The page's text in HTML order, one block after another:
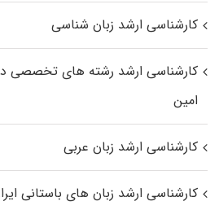
کارشناسی ارشد زبان شناسی
کارشناسی ارشد رﺷﺘﻪ ﻫﺎی تخصصی
اﻣﻴﻦ
کارشناسی ارشد زبان عربی
کارشناسی ارشد زبان‌ های باستانی